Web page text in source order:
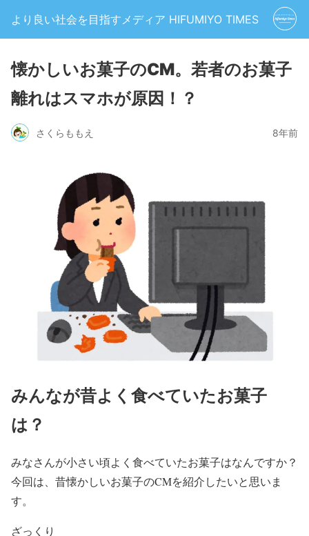
より良い社会を目指すメディア HIFUMIYO TIMES
懐かしいお菓子のCM。若者のお菓子
離れはスマホが原因！？
さくらももえ 8年前
みんなが昔よく食べていたお菓子
は？
みなさんが小さい頃よく食べていたお菓子はなんですか？
今回は、昔懐かしいお菓子のCMを紹介したいと思いま
す。
ざっくり